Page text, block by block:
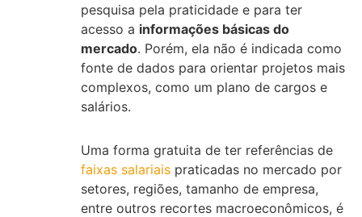
pesquisa pela praticidade e para ter
acesso a informações básicas do
mercado. Porém, ela não é indicada como
fonte de dados para orientar projetos mais
complexos, como um plano de cargos e
salários.
Uma forma gratuita de ter referências de
faixas salariais praticadas no mercado por
setores, regiões, tamanho de empresa,
entre outros recortes macroeconômicos, é